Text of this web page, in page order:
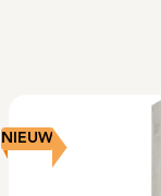
Productgalerij
NIEUW